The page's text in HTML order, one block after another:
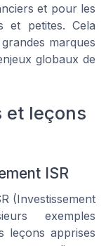
et pour les
et petites. Cela
marques
globaux de
et leçons
ISR
(Investissement
exemples
leçons apprises